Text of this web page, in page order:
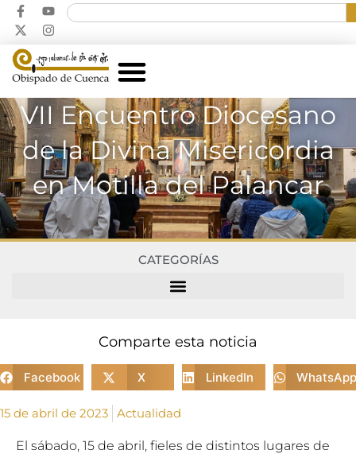
VII Encuentro Diocesano
de la Divina Misericordia
en Motilla del Palancar
CATEGORÍAS
Comparte esta noticia
Facebook X LinkedIn WhatsApp
15 de abril de 2023 Actualidad
El sábado, 15 de abril, fieles de distintos lugares de